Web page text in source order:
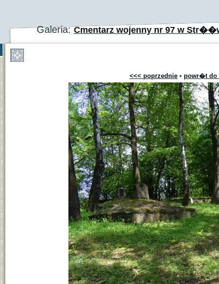
Galeria:Cmentarz wojenny nr 97 w
<<< poprzednie • powr�t do